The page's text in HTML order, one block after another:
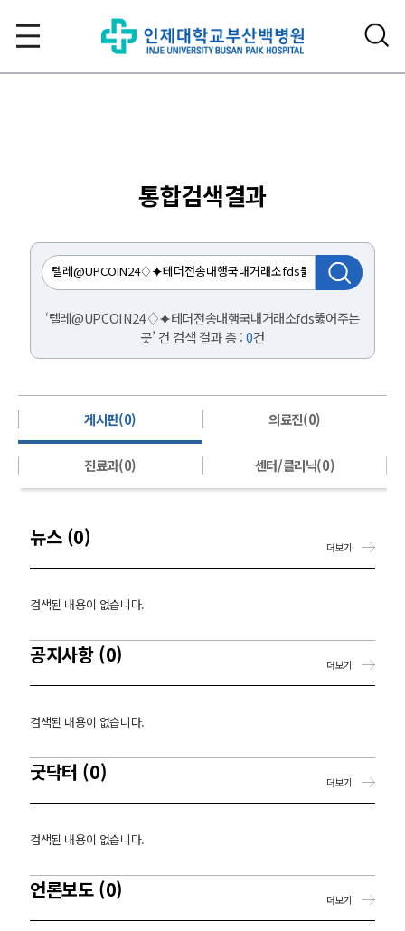
통합검색결과
‘텔레@UPCOIN24♢⯌테더전송대행국내거래소fds뚫어주는
곳’ 건 검색 결과 총 :0건
게시판(0) 의료진(0)
진료과(0) 센터/클리닉(0)
뉴스 (0)
검색된 내용이 없습니다.
더보기
공지사항 (0)
검색된 내용이 없습니다.
더보기
굿닥터 (0)
검색된 내용이 없습니다.
더보기
언론보도 (0) 더보기